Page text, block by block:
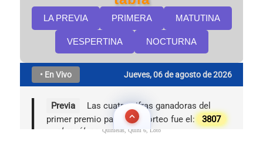
Quinielas, Quini 6, Loto